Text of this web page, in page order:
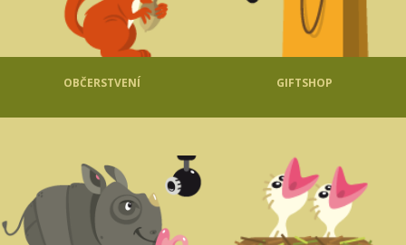
OBČERSTVENÍ GIFTSHOP